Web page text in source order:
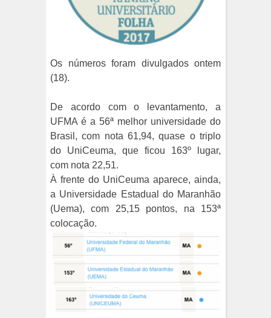
Os números foram divulgados ontem
(18).
De acordo com o levantamento, a
UFMA é a 56ª melhor universidade do
Brasil, com nota 61,94, quase o triplo
do UniCeuma, que ficou 163º lugar,
com nota 22,51.
À frente do UniCeuma aparece, ainda,
a Universidade Estadual do Maranhão
(Uema), com 25,15 pontos, na 153ª
colocação.